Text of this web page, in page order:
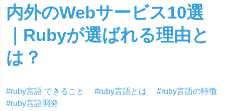
内外のWebサービス10選
｜Rubyが選ばれる理由と
は？
#ruby言語 できること #ruby言語とは
#ruby言語の特徴
#ruby言語開発